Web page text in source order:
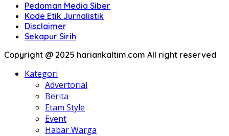
Pedoman Media Siber
Kode Etik Jurnalistik
Disclaimer
Sekapur Sirih
Copyright @ 2025 hariankaltim.com All right reserved
Kategori
Advertorial
Berita
Etam Style
Event
Habar Warga